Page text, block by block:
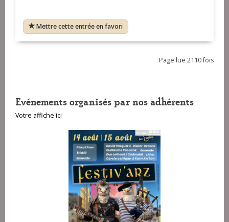
Mettre cette entrée en favori
Page lue 2110 fois
Evénements organisés par nos adhérents
Votre affiche ici